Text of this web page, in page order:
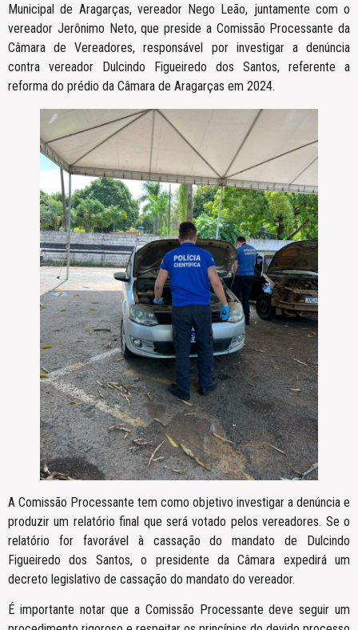
Municipal de Aragarças, vereador Nego Leão, juntamente com o
vereador Jerônimo Neto, que preside a Comissão Processante da
Câmara de Vereadores, responsável por investigar a denúncia
contra vereador Dulcindo Figueiredo dos Santos, referente a
reforma do prédio da Câmara de Aragarças em 2024.
A Comissão Processante tem como objetivo investigar a denúncia e
produzir um relatório final que será votado pelos vereadores. Se o
relatório for favorável à cassação do mandato de Dulcindo
Figueiredo dos Santos, o presidente da Câmara expedirá um
decreto legislativo de cassação do mandato do vereador.
É importante notar que a Comissão Processante deve seguir um